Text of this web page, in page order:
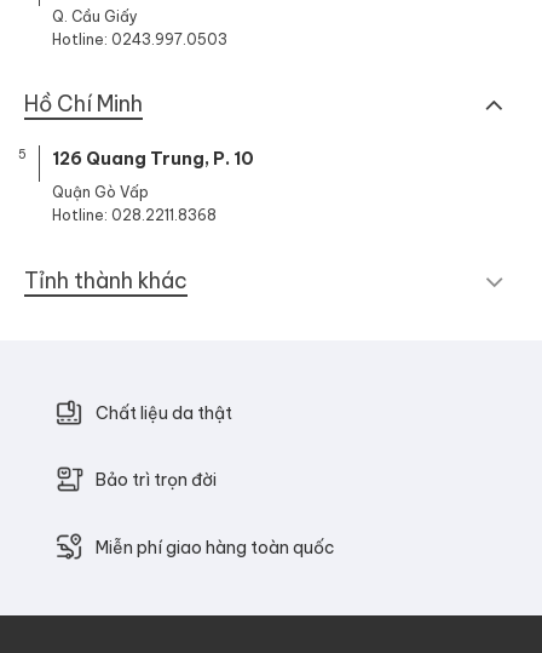
Q. Cầu Giấy
Hotline: 0243.997.0503
Hồ Chí Minh
5 126 Quang Trung, P. 10
Quận Gò Vấp
Hotline: 028.2211.8368
Tỉnh thành khác
Chất liệu da thật
Bảo trì trọn đời
Miễn phí giao hàng toàn quốc